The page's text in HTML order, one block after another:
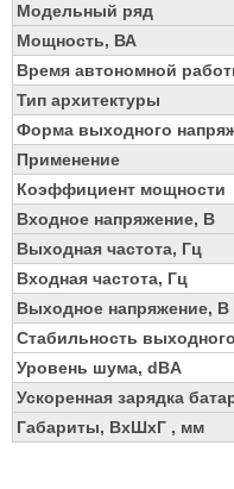
Модельный ряд
Мощность, ВА
Время автономной
Тип архитектуры
Форма выходного
Применение
Коэффициент мощности
Входное напряжение, В
Выходная частота, Гц
Входная частота, Гц
Выходное напряжение, В
Стабильность
Уровень шума, dBA
Ускоренная зарядка
Габариты, ВхШхГ , мм